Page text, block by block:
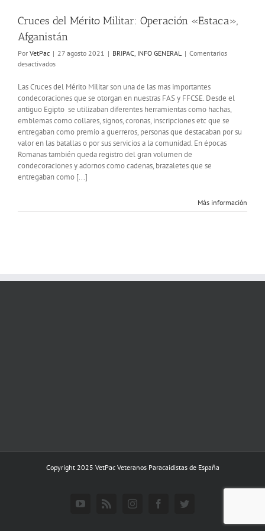
Cruces del Mérito Militar: Operación «Estaca»,
Afganistán
Por VetPac | 27 agosto 2021 | BRIPAC, INFO GENERAL | Comentarios
desactivadosen
del
Mérito
Militar:
Operación
Afganistán
Las Cruces del Mérito Militar son una de las mas importantes
condecoraciones que se otorgan en nuestras FAS y FFCSE. Desde el
antiguo Egipto se utilizaban diferentes herramientas como hachas,
emblemas como collares, signos, coronas, inscripciones etc que se
entregaban como premio a guerreros, personas que destacaban por su
valor en las batallas o por sus servicios a la comunidad. En épocas
Romanas también queda registro del gran volumen de
condecoraciones y adornos como cadenas, brazaletes que se
entregaban como [...]
Más información
Copyright 2025 VetPac Veteranos Paracaidistas de España
YouTubeRss InstagramFacebookTwitter